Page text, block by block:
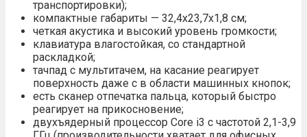
транспортировки);
компактные габариты — 32,4х23,7х1,8 см;
четкая акустика и высокий уровень громкости;
клавиатура влагостойкая, со стандартной
раскладкой;
тачпад с мультитачем, на касание реагирует
поверхность даже с в области машинных кнопок;
есть сканер отпечатка пальца, который быстро
реагирует на прикосновение;
двухъядерный процессор Core i3 c частотой 2,1-3,9